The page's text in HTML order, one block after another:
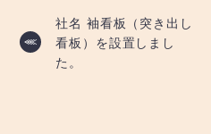
投
稿
社名 袖看板（突き出し
看板）を設置しまし
た。